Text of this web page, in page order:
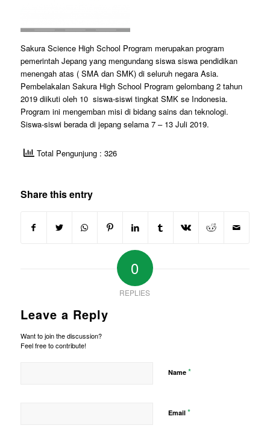
Sakura Science High School Program merupakan program
pemerintah Jepang yang mengundang siswa siswa pendidikan
menengah atas ( SMA dan SMK) di seluruh negara Asia.
Pembelakalan Sakura High School Program gelombang 2 tahun
2019 diikuti oleh 10 siswa-siswi tingkat SMK se Indonesia.
Program ini mengemban misi di bidang sains dan teknologi.
Siswa-siswi berada di jepang selama 7 – 13 Juli 2019.
Total Pengunjung : 326
Share this entry
0
REPLIES
Leave a Reply
Want to join the discussion?
Feel free to contribute!
Name *
Email *